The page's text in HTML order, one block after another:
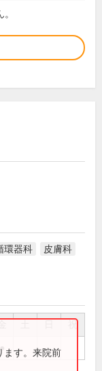
環器科
皮膚科
祝
●ます。来院前